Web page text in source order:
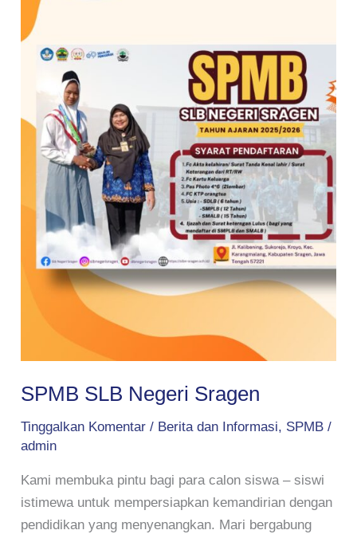
SPMB SLB Negeri Sragen
Tinggalkan Komentar / Berita dan Informasi, SPMB /
admin
Kami membuka pintu bagi para calon siswa – siswi
istimewa untuk mempersiapkan kemandirian dengan
pendidikan yang menyenangkan. Mari bergabung
Negeri
Sragen